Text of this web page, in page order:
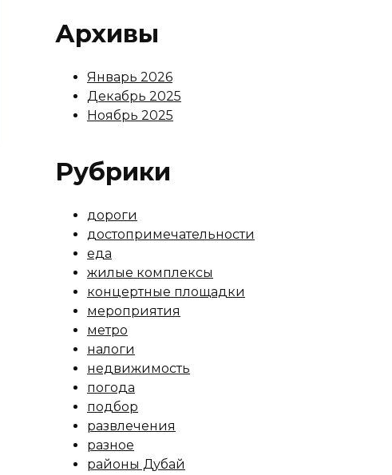
Архивы
Январь 2026
Декабрь 2025
Ноябрь 2025
Рубрики
дороги
достопримечательности
еда
жилые комплексы
концертные площадки
мероприятия
метро
налоги
недвижимость
погода
подбор
развлечения
разное
районы Дубай